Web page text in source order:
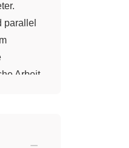
parallel
Arbeit
des